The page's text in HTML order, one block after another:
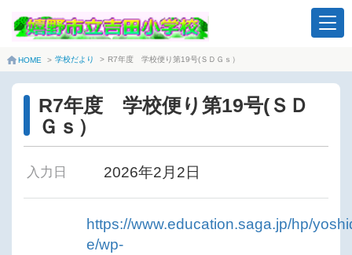
HOME > 学校だより > R7年度 学校便り第19号(ＳＤＧｓ）
R7年度 学校便り第19号(ＳＤ
Ｇｓ）
入力日 2026年2月2日
https://www.education.saga.jp/hp/
e/wp-